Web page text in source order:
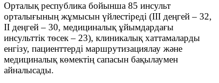
Орталық республика бойынша 85 инсульт
орталығының жұмысын үйлестіреді (III деңгей – 32,
II деңгей – 30, медициналық ұйымдардағы
инсульттік төсек – 23), клиникалық хаттамаларды
енгізу, пациенттерді маршрутизациялау және
медициналық көмектің сапасын бақылаумен
айналысады.